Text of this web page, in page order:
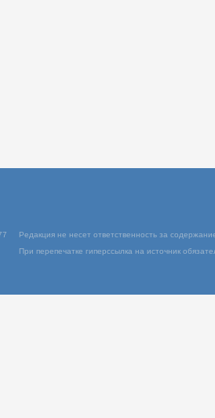
Телефон редакции: (063) 994-63-77
При